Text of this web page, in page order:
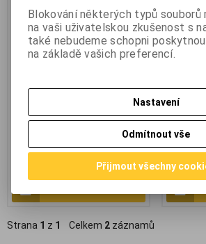
elektrické energie vhodným pro
energeticky nenáročná zařízení.
Výkonnost těchto baterií nejlépe
vynikne při použití v přístrojích s
malým až středním odběrem
pracovní teplota -20 °C až +40 °C.
*obal má 5x3x2cm
27 Kč(1,144 EUR)30 Kč
22,40 Kč
např.
ovládání,
*obal má
59 Kč
bez DPH:)
Strana 1 z 1 Celkem 2 záznamů
Blokování některých typů souborů
na vaši uživatelskou zkušenost s
také nebudeme schopni
na základě vašich preferencí.
Nastavení
Odmítnout vše
Přijmout všechny